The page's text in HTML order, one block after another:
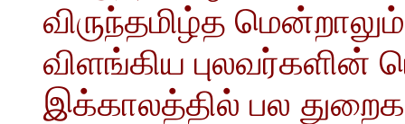
விருந்தமிழ்த
விளங்கிய புலவர்களின்
இக்காலத்தில் பல